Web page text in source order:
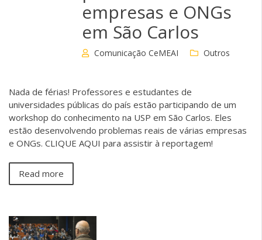
empresas e ONGs
em São Carlos
Comunicação CeMEAI Outros
Nada de férias! Professores e estudantes de
universidades públicas do país estão participando de um
workshop do conhecimento na USP em São Carlos. Eles
estão desenvolvendo problemas reais de várias empresas
e ONGs. CLIQUE AQUI para assistir à reportagem!
Read more